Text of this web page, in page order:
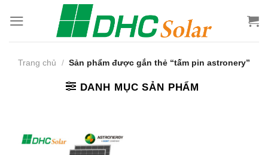
qua
nội
Trang chủ / Sản phẩm được gắn thẻ “tấm pin astronery”
DANH MỤC SẢN PHẨM